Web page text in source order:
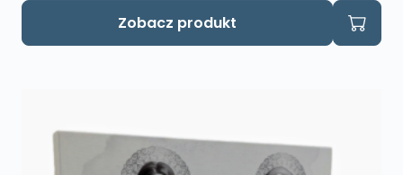
Zobacz produkt